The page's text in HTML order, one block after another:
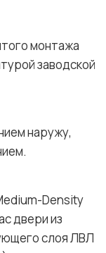
монтажа
заводской
наружу,
Density
двери из
слоя ЛВЛ